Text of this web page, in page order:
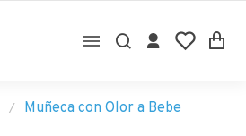

Muñeca con Olor a Bebe